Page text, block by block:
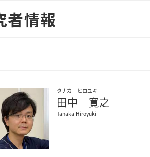
者情報
タナカ ヒロユキ
田中 寛之
Tanaka Hiroyuki